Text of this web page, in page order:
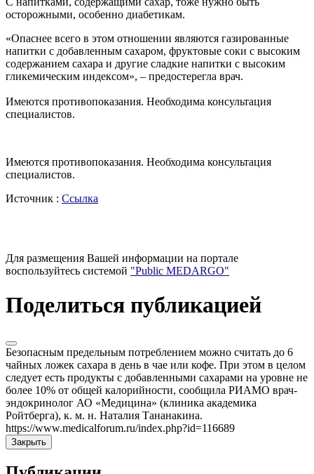
осторожными, особенно диабетикам.
«Опаснее всего в этом отношении являются газированные
напитки с добавленным сахаром, фруктовые соки с высоким
содержанием сахара и другие сладкие напитки с высоким
гликемическим индексом», – предостерегла врач.
Имеются противопоказания. Необходима консультация
специалистов.
Имеются противопоказания. Необходима консультация
специалистов.
Источник : Ссылка
Для размещения Вашей информации на портале
воспользуйтесь системой "Public MEDARGO"
Поделиться публикацией
Безопасным предельным потреблением можно считать до 6
чайных ложек сахара в день в чае или кофе. При этом в целом
следует есть продукты с добавленными сахарами на уровне не
более 10% от общей калорийности, сообщила РИАМО врач-
эндокринолог АО «Медицина» (клиника академика
Ройтберга), к. м. н. Наталия Тананакина.
https://www.medicalforum.ru/index.php?id=116689
Закрыть